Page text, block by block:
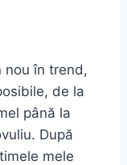
nou în trend,
de la
până la
După
mele